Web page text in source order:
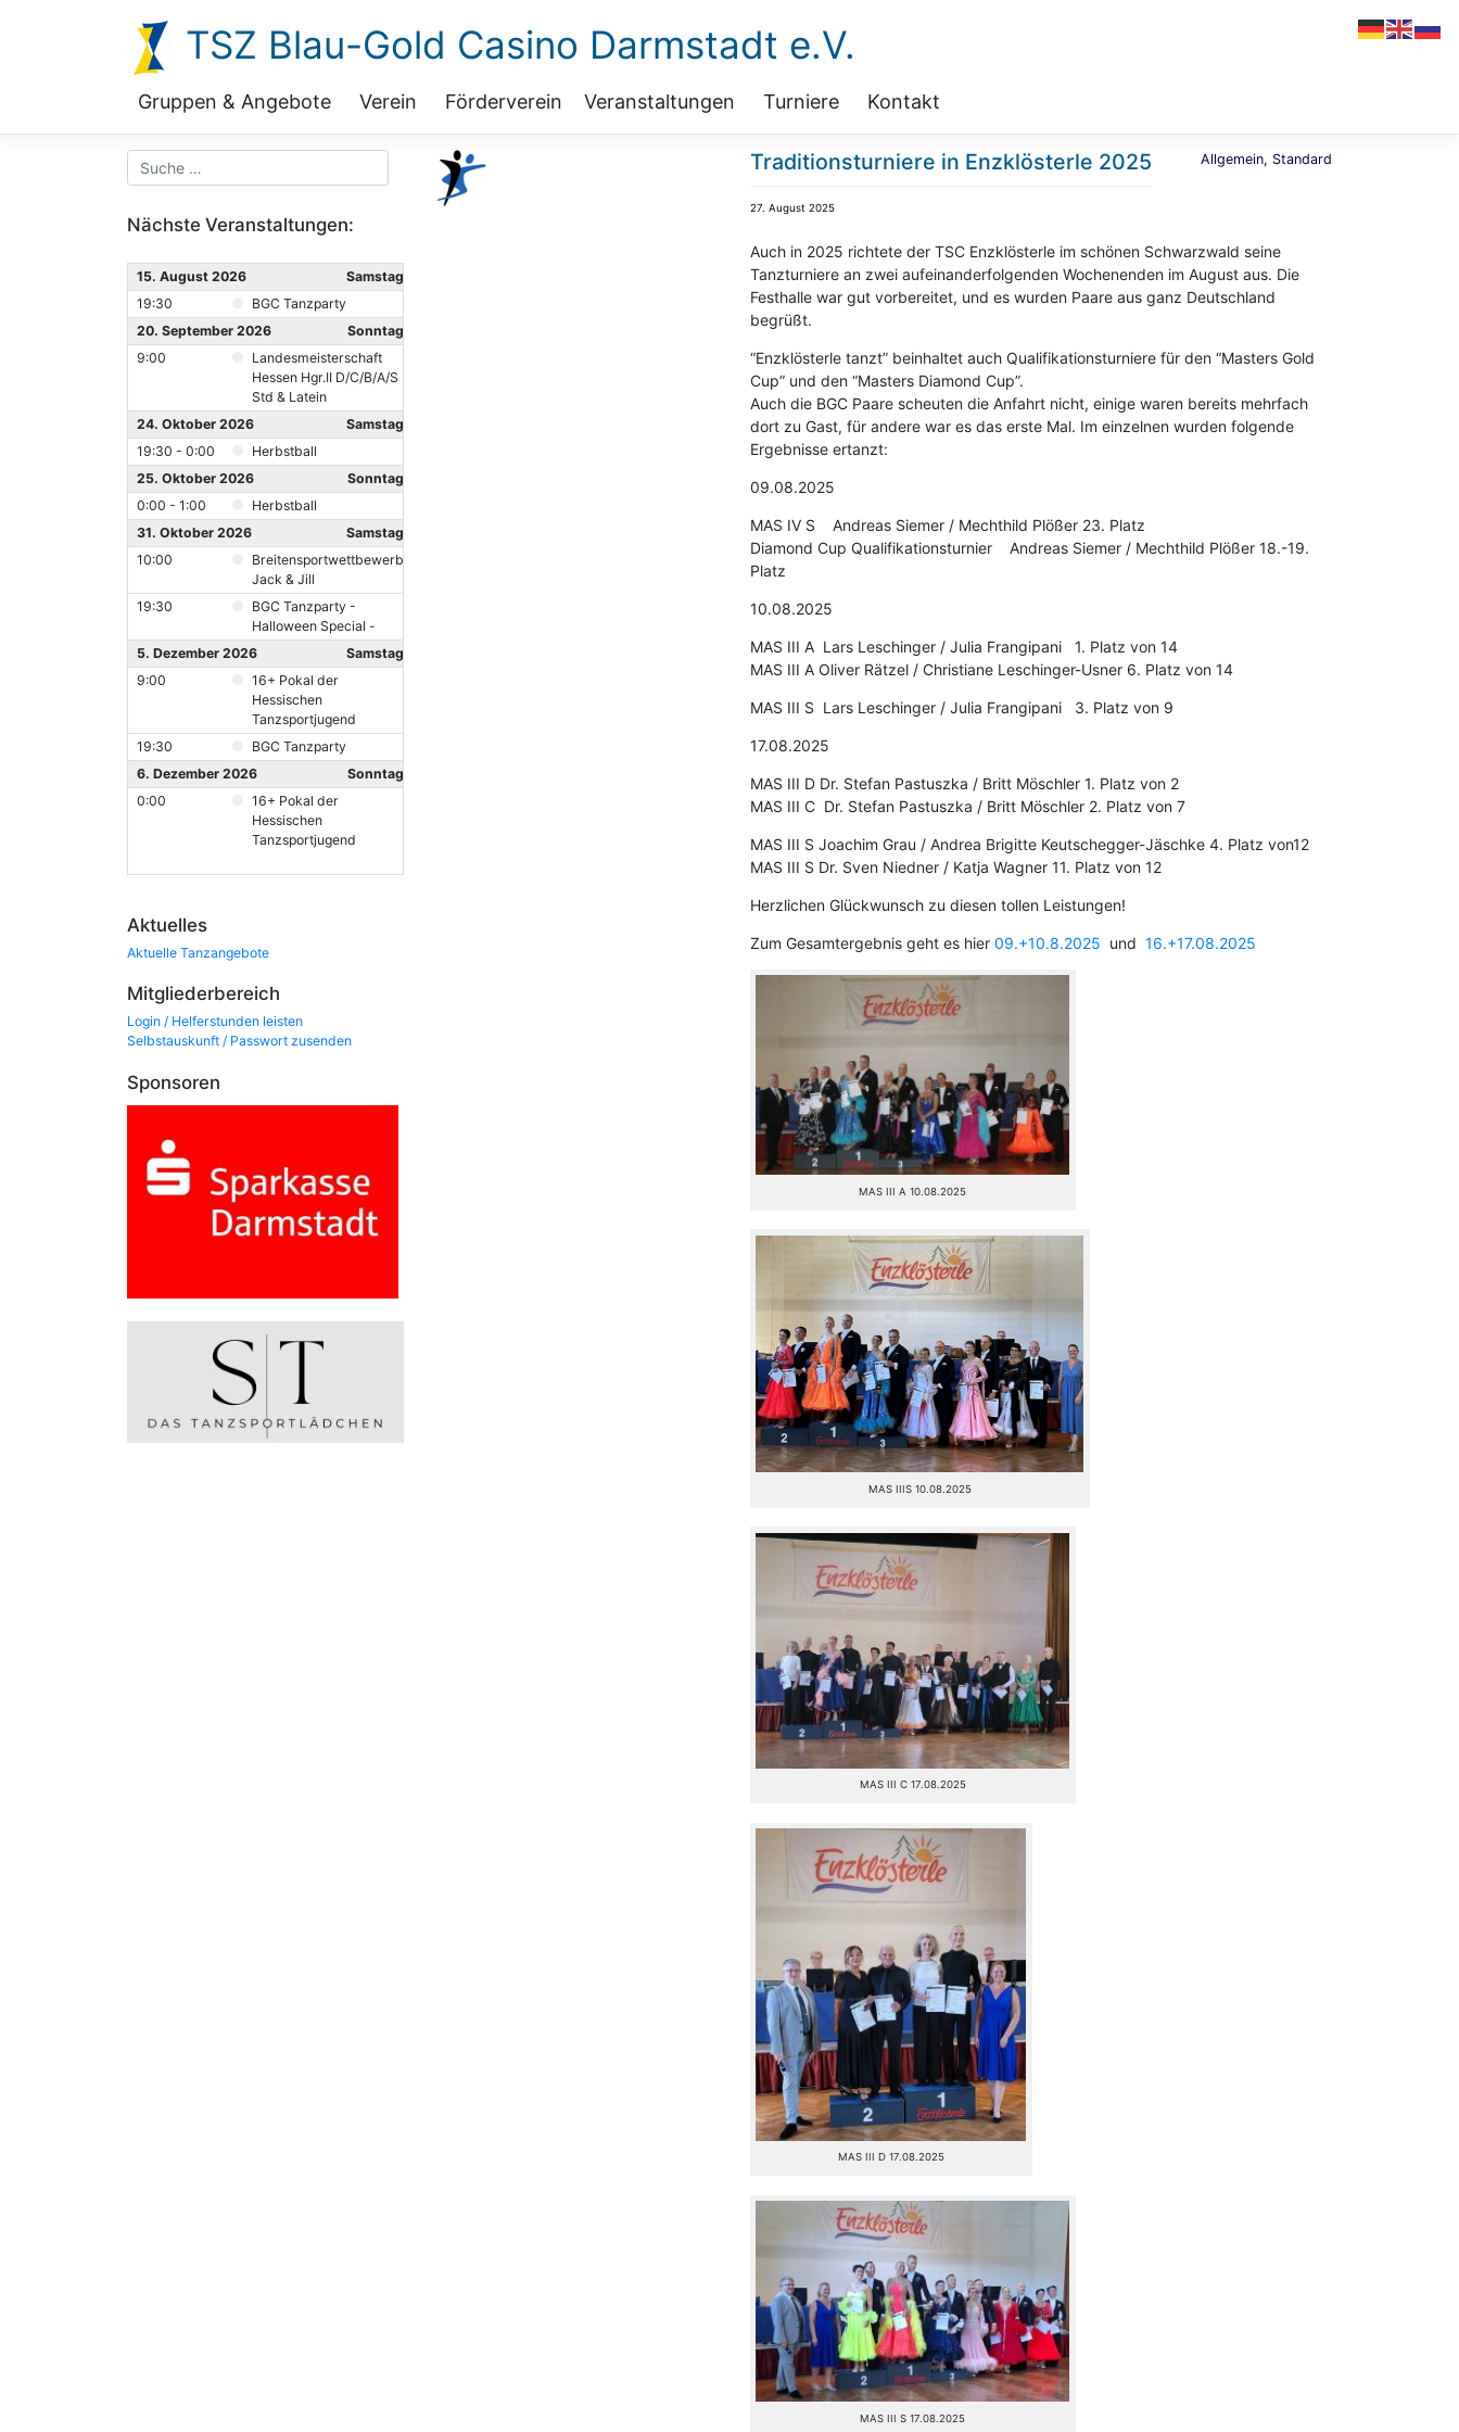
TSZ Blau-Gold Casino Darmstadt e.V.
Gruppen & Angebote Verein Förderverein Veranstaltungen Turniere Kontakt
Nächste Veranstaltungen:
15. August 2026
Samstag
19:30
BGC Tanzparty
20. September 2026
Sonntag
9:00
Landesmeisterschaft
Hessen Hgr.II D/C/B/A/S
Std & Latein
24. Oktober 2026
Samstag
19:30 - 0:00
Herbstball
25. Oktober 2026
Sonntag
0:00 - 1:00
Herbstball
31. Oktober 2026
Samstag
10:00
Breitensportwettbewerb
Jack & Jill
19:30
BGC Tanzparty -
Halloween Special -
5. Dezember 2026
Samstag
9:00
16+ Pokal der
Hessischen
Tanzsportjugend
19:30
BGC Tanzparty
6. Dezember 2026
Sonntag
0:00
16+ Pokal der
Hessischen
Tanzsportjugend
Aktuelles
Aktuelle Tanzangebote
Mitgliederbereich
Login / Helferstunden leisten
Selbstauskunft / Passwort zusenden
Sponsoren
Traditionsturniere in Enzklösterle 2025
27. August 2025
Allgemein, Standard
Auch in 2025 richtete der TSC Enzklösterle im schönen Schwarzwald seine
Tanzturniere an zwei aufeinanderfolgenden Wochenenden im August aus. Die
Festhalle war gut vorbereitet, und es wurden Paare aus ganz Deutschland
begrüßt.
“Enzklösterle tanzt” beinhaltet auch Qualifikationsturniere für den “Masters Gold
Cup” und den “Masters Diamond Cup”.
Auch die BGC Paare scheuten die Anfahrt nicht, einige waren bereits mehrfach
dort zu Gast, für andere war es das erste Mal. Im einzelnen wurden folgende
Ergebnisse ertanzt:
09.08.2025
MAS IV S Andreas Siemer / Mechthild Plößer 23. Platz
Diamond Cup Qualifikationsturnier Andreas Siemer / Mechthild Plößer 18.-19.
Platz
10.08.2025
MAS III A Lars Leschinger / Julia Frangipani 1. Platz von 14
MAS III A Oliver Rätzel / Christiane Leschinger-Usner 6. Platz von 14
MAS III S Lars Leschinger / Julia Frangipani 3. Platz von 9
17.08.2025
MAS III D Dr. Stefan Pastuszka / Britt Möschler 1. Platz von 2
MAS III C Dr. Stefan Pastuszka / Britt Möschler 2. Platz von 7
MAS III S Joachim Grau / Andrea Brigitte Keutschegger-Jäschke 4. Platz von12
MAS III S Dr. Sven Niedner / Katja Wagner 11. Platz von 12
Herzlichen Glückwunsch zu diesen tollen Leistungen!
Zum Gesamtergebnis geht es hier 09.+10.8.2025 und 16.+17.08.2025
MAS III A 10.08.2025
MAS IIIS 10.08.2025
MAS III C 17.08.2025
MAS III D 17.08.2025
MAS III S 17.08.2025